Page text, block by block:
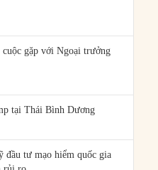
cuộc gặp với Ngoại trưởng
tại Thái Bình Dương
đầu tư mạo hiểm quốc gia